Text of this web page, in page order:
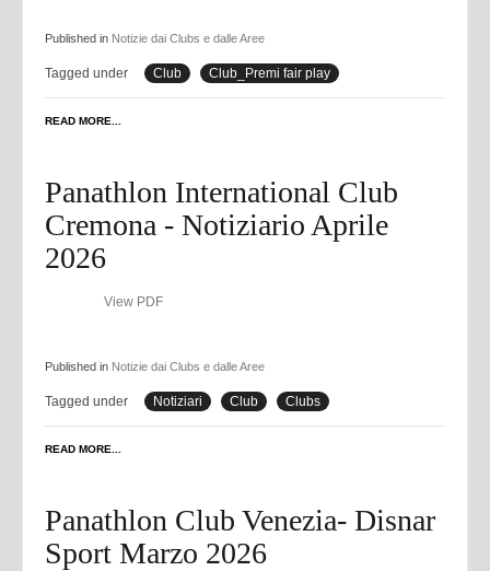
Published in Notizie dai Clubs e dalle Aree
Tagged under Club Club_Premi fair play
READ MORE...
Panathlon International Club
Cremona - Notiziario Aprile
2026
View PDF
Published in Notizie dai Clubs e dalle Aree
Tagged under Notiziari Club Clubs
READ MORE...
Panathlon Club Venezia- Disnar
Sport Marzo 2026